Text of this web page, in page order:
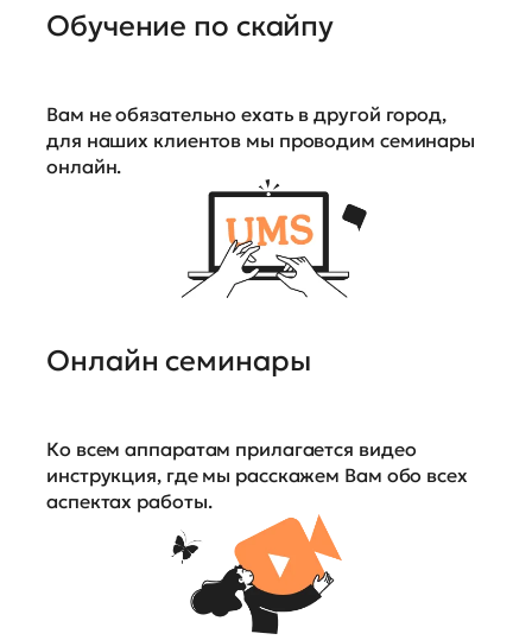
Обучение по скайпу
Вам не обязательно ехать в другой город,
для наших клиентов мы проводим семинары
онлайн.
Онлайн семинары
Ко всем аппаратам прилагается видео
инструкция, где мы расскажем Вам обо всех
аспектах работы.